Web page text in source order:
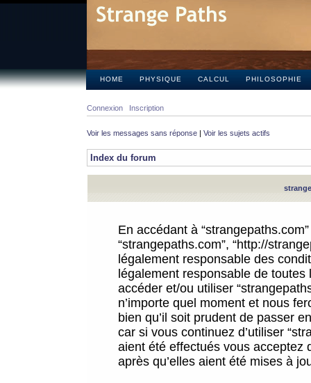
HOME PHYSIQUE CALCUL PHILOSOPHIE
Connexion Inscription
Voir les messages sans réponse | Voir les sujets actifs
Index du forum
En accédant à
“strangepaths.com”, “http://
légalement responsable des
légalement responsable de
accéder et/ou utiliser
n’importe quel moment et nous
bien qu’il soit prudent de passer
car si vous continuez d’utiliser
aient été effectués vous acceptez
après qu’elles aient été mises à